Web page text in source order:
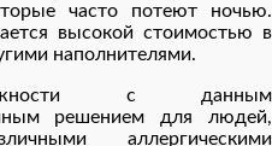
часто потеют ночью.
высокой стоимостью в
наполнителями.
с данным
решением для людей,
аллергическими